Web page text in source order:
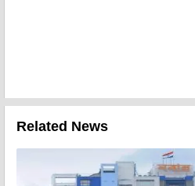
Related News